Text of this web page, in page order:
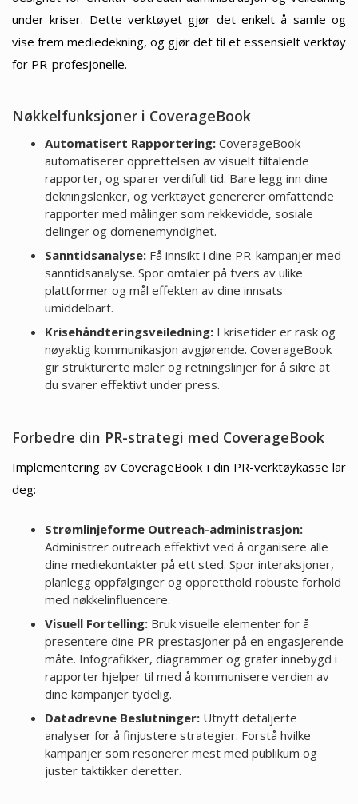
under kriser. Dette verktøyet gjør det enkelt å samle og
vise frem mediedekning, og gjør det til et essensielt verktøy
for PR-profesjonelle.
Nøkkelfunksjoner i CoverageBook
Automatisert Rapportering:CoverageBook
automatiserer opprettelsen av visuelt tiltalende
rapporter, og sparer verdifull tid. Bare legg inn dine
dekningslenker, og verktøyet genererer omfattende
rapporter med målinger som rekkevidde, sosiale
delinger og domenemyndighet.
Sanntidsanalyse:Få innsikt i dine PR-kampanjer med
sanntidsanalyse. Spor omtaler på tvers av ulike
plattformer og mål effekten av dine innsats
umiddelbart.
Krisehåndteringsveiledning:I krisetider er rask og
nøyaktig kommunikasjon avgjørende. CoverageBook
gir strukturerte maler og retningslinjer for å sikre at
du svarer effektivt under press.
Forbedre din PR-strategi med CoverageBook
Implementering av CoverageBook i din PR-verktøykasse lar
deg:
Strømlinjeforme Outreach-administrasjon:
Administrer outreach effektivt ved å organisere alle
dine mediekontakter på ett sted. Spor interaksjoner,
planlegg oppfølginger og oppretthold robuste forhold
med nøkkelinfluencere.
Visuell Fortelling:Bruk visuelle elementer for å
presentere dine PR-prestasjoner på en engasjerende
måte. Infografikker, diagrammer og grafer innebygd i
rapporter hjelper til med å kommunisere verdien av
dine kampanjer tydelig.
Datadrevne Beslutninger:Utnytt detaljerte
analyser for å finjustere strategier. Forstå hvilke
kampanjer som resonerer mest med publikum og
juster taktikker deretter.